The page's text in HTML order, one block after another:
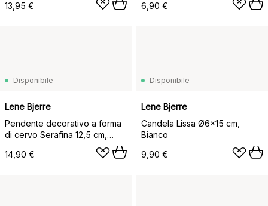
13,95 €
6,90 €
Disponibile
Lene Bjerre
Pendente decorativo a forma
di cervo Serafina 12,5 cm,
14,90 €
Disponibile
Lene Bjerre
Candela Lissa Ø6x15 cm,
Bianco
9,90 €